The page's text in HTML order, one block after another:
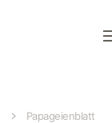
Papageienblatt